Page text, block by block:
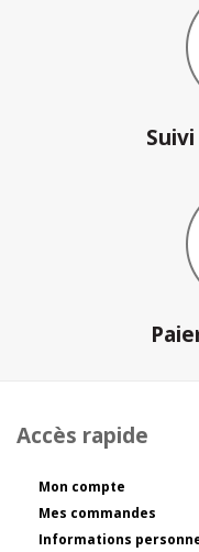
Accès rapide
Mon compte
Mes commandes
Informations